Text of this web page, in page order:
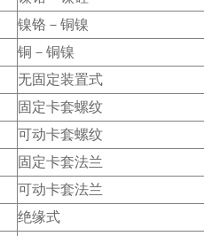
镍铬－铜镍
铜－铜镍
无固定装置式
固定卡套螺纹
可动卡套螺纹
固定卡套法兰
可动卡套法兰
绝缘式